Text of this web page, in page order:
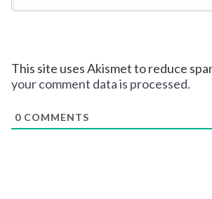
This site uses Akismet to reduce
your comment data is processed.
0 COMMENTS